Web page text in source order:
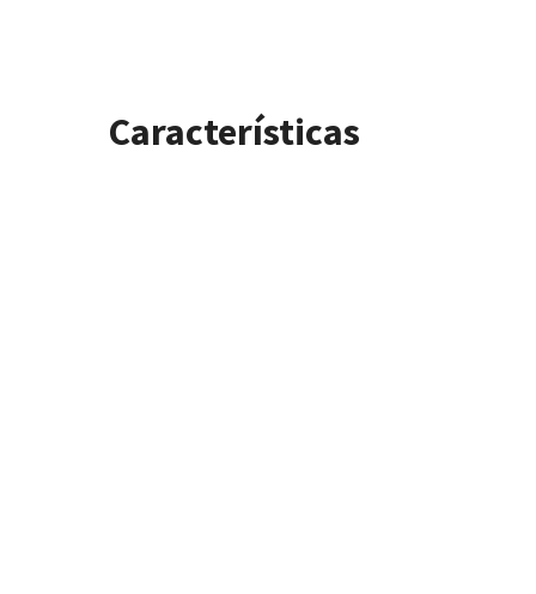
Características